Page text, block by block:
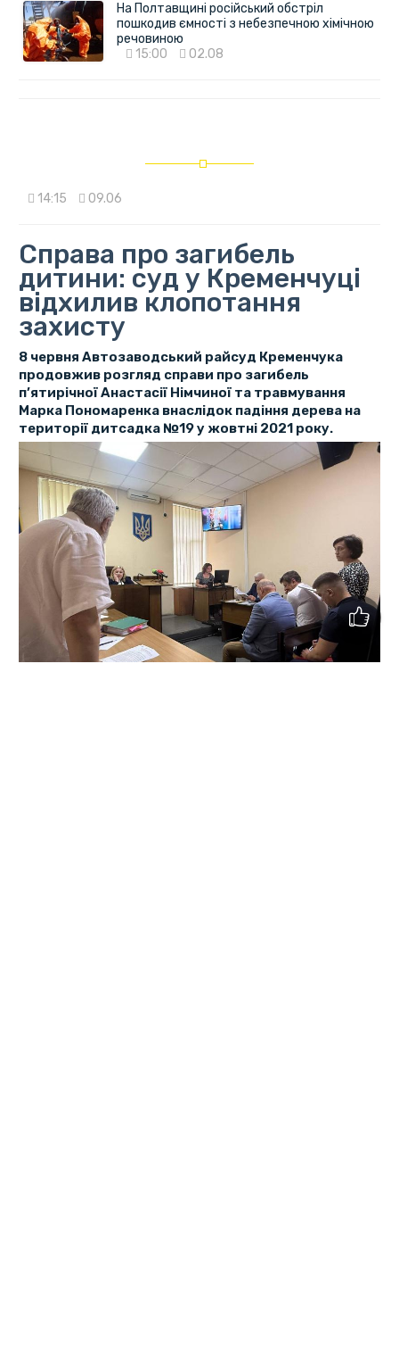
На Полтавщині російський обстріл
пошкодив ємності з небезпечною хімічною
речовиною
15:00
02.08
14:15 09.06
Справа про загибель
дитини: суд у Кременчуці
відхилив клопотання
захисту
8 червня Автозаводський райсуд Кременчука
продовжив розгляд справи про загибель
п’ятирічної Анастасії Німчиної та травмування
Марка Пономаренка внаслідок падіння дерева на
території дитсадка №19 у жовтні 2021 року.